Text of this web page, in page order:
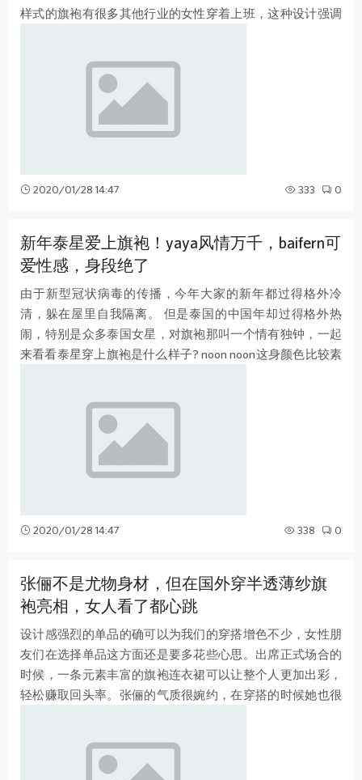
样式的旗袍有很多其他行业的女性穿着上班，这种设计强调
2020/01/28 14:47 333 0
新年泰星爱上旗袍！yaya风情万千，baifern可
爱性感，身段绝了
由于新型冠状病毒的传播，今年大家的新年都过得格外冷
清，躲在屋里自我隔离。 但是泰国的中国年却过得格外热
闹，特别是众多泰国女星，对旗袍那叫一个情有独钟，一起
来看看泰星穿上旗袍是什么样子? noon noon这身颜色比较素
2020/01/28 14:47 338 0
张俪不是尤物身材，但在国外穿半透薄纱旗
袍亮相，女人看了都心跳
设计感强烈的单品的确可以为我们的穿搭增色不少，女性朋
友们在选择单品这方面还是要多花些心思。出席正式场合的
时候，一条元素丰富的旗袍连衣裙可以让整个人更加出彩，
轻松赚取回头率。张俪的气质很婉约，在穿搭的时候她也很